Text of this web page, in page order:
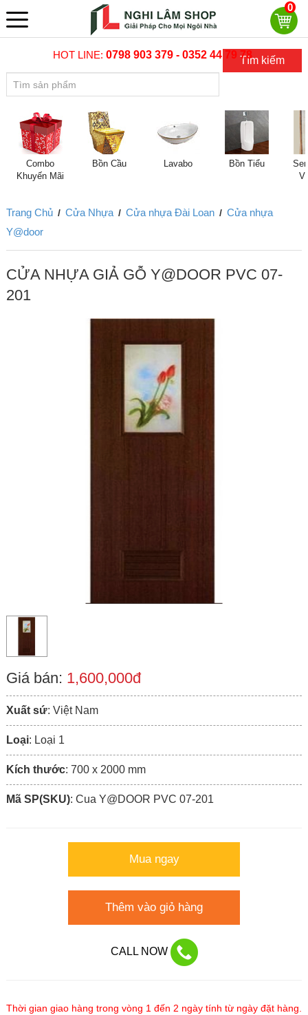
0
HOT LINE:0798 903 379 - 0352 44 79 78Tìm kiếm
Combo
Khuyến Mãi
Bồn Cầu Lavabo Bồn Tiểu
Trang Chủ / Cửa Nhựa / Cửa nhựa Đài Loan / Cửa nhựa
Y@door
CỬA NHỰA GIẢ GỖ Y@DOOR PVC 07-
201
Giá bán: 1,600,000đ
Xuất sứ: Việt Nam
Loại: Loại 1
Kích thước: 700 x 2000 mm
Mã SP(SKU): Cua Y@DOOR PVC 07-201
Mua ngay
Thêm vào giỏ hàng
CALL NOW
Thời gian giao hàng trong vòng 1 đến 2 ngày tính từ ngày đặt hàng.